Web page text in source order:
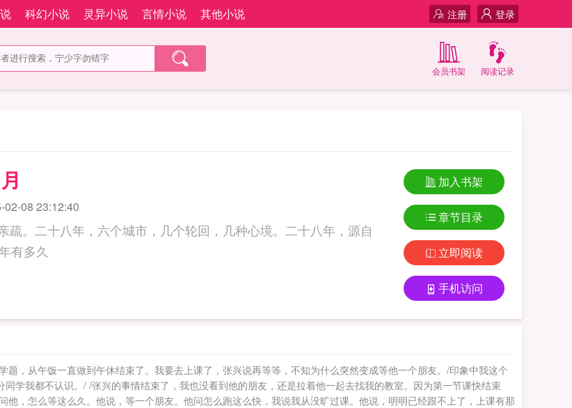
科幻小说 灵异小说 言情小说 其他小说 登录
注册
阅读记录
会员书架
08 23:12:40
疏。二十八年，六个城市，几个轮回，几种心境。二十八年，源自
二十八年有多久
加入书架
章节目录
立即阅读
手机访问
，从午饭一直做到午休结束了。我要去上课了，张兴说再等等，不知为什么突然变成等他一个朋友。/印象中我这个
学我都不认识。/ /张兴的事情结束了，我也没看到他的朋友，还是拉着他一起去找我的教室。因为第一节课快结束
，怎么等这么久。他说，等一个朋友。他问怎么跑这么快，我说我从没旷过课。他说，明明已经跟不上了，上课有那